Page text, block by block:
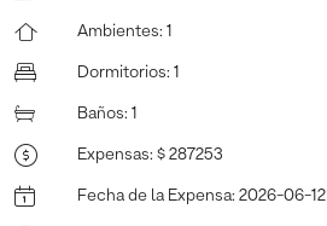
Ambientes: 1
Dormitorios: 1
Baños: 1
Expensas: $ 287253
Fecha de la Expensa: 2026-06-12